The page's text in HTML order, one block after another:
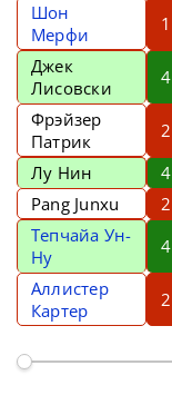
Шон
Мерфи
1
Джек
Лисовски
4
Фрэйзер
Патрик
2
Лу Нин
4
Pang Junxu
2
Тепчайа Ун-
Ну
4
Аллистер
Картер
2